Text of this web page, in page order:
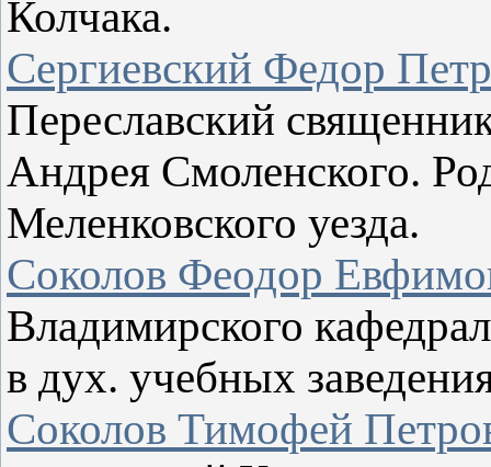
Колчака.
Сергиевский Федор
Переславский
Андрея Смоленского.
Меленковского уезда.
Соколов Феодор
Владимирского
в дух. учебных
Соколов Тимофей